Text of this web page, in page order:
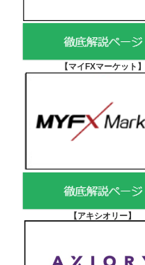
【マイFXマーケット 】
【アキシオリー】